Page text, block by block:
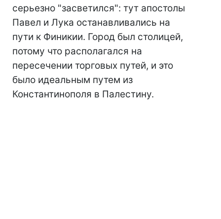
серьезно "засветился": тут апостолы
Павел и Лука останавливались на
пути к Финикии. Город был столицей,
потому что располагался на
пересечении торговых путей, и это
было идеальным путем из
Константинополя в Палестину.